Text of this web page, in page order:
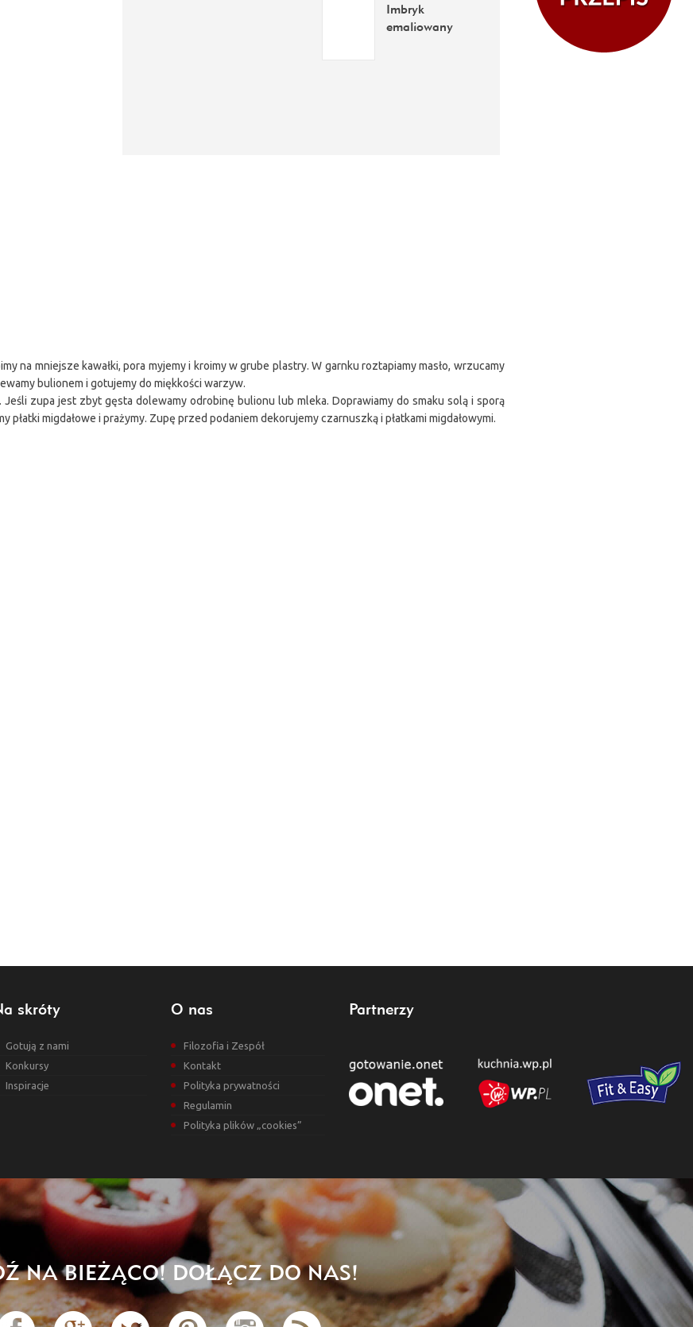
Imbryk
emaliowany
na mniejsze kawałki, pora myjemy i kroimy w grube plastry. W garnku roztapiamy masło, wrzucamy
bulionem i gotujemy do miękkości warzyw.
Jeśli zupa jest zbyt gęsta dolewamy odrobinę bulionu lub mleka. Doprawiamy do smaku solą i sporą
migdałowe i prażymy. Zupę przed podaniem dekorujemy czarnuszką i płatkami migdałowymi.
skróty
Gotują z nami
Konkursy
Inspiracje
O nas
Filozofia i Zespół
Kontakt
Polityka prywatności
Regulamin
Polityka plików „cookies”
Partnerzy
NA BIEŻĄCO! DOŁĄCZ DO NAS!